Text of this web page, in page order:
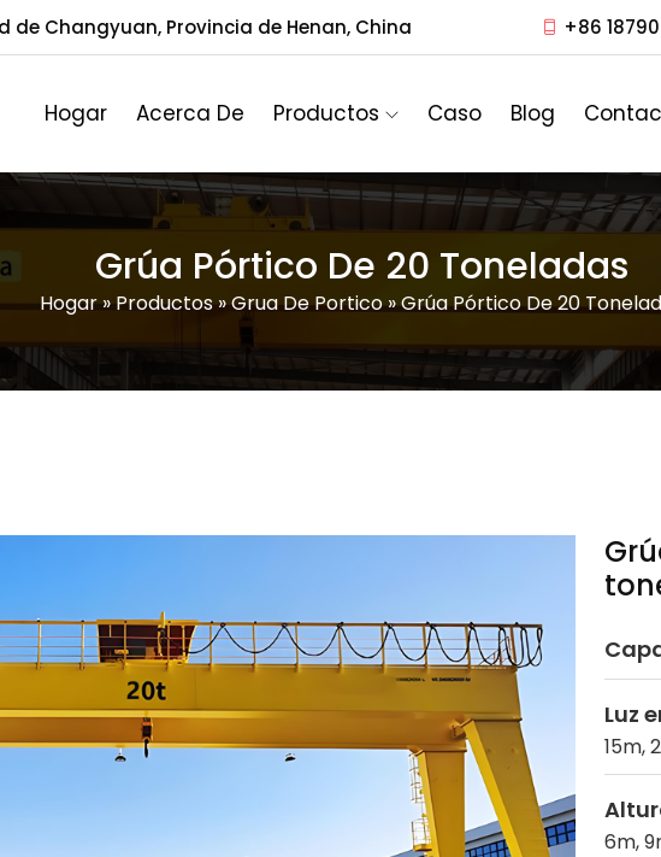
de Changyuan, Provincia de Henan, China +86
Hogar Acerca De Productos Caso Blog
Grúa Pórtico De 20 Toneladas
Hogar» Productos»Grua De Portico»Grúa Pórtico De 20
Luz
15m,
6m,